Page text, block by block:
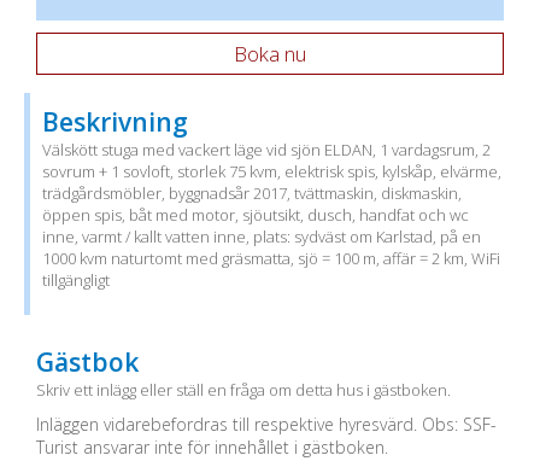
Boka nu
Beskrivning
Välskött stuga med vackert läge vid sjön ELDAN, 1 vardagsrum, 2
sovrum + 1 sovloft, storlek 75 kvm, elektrisk spis, kylskåp, elvärme,
trädgårdsmöbler, byggnadsår 2017, tvättmaskin, diskmaskin,
öppen spis, båt med motor, sjöutsikt, dusch, handfat och wc
inne, varmt / kallt vatten inne, plats: sydväst om Karlstad, på en
1000 kvm naturtomt med gräsmatta, sjö = 100 m, affär = 2 km, WiFi
tillgängligt
Gästbok
Skriv ett inlägg eller ställ en fråga om detta hus i gästboken.
Inläggen vidarebefordras till respektive hyresvärd. Obs: SSF-
Turist ansvarar inte för innehållet i gästboken.